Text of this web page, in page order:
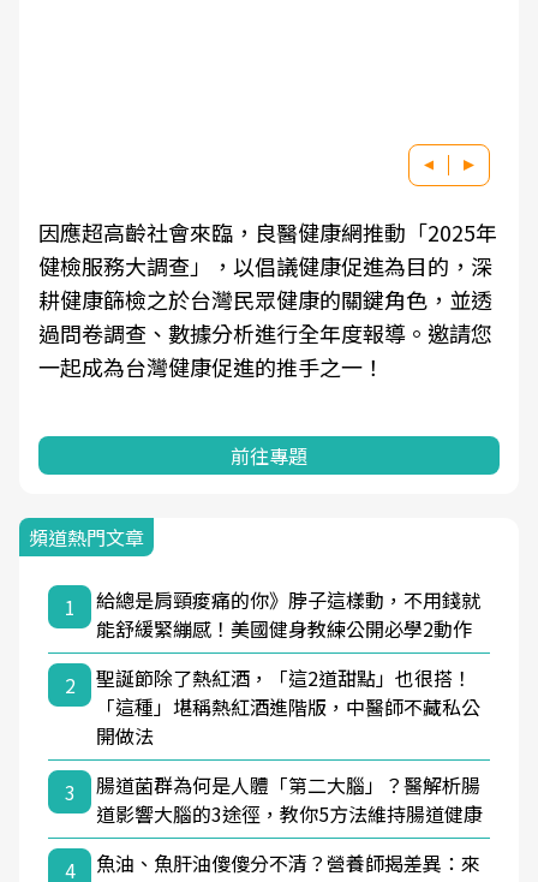
因應超高齡社會來臨，良醫健康網推動「2025年
健檢服務大調查」，以倡議健康促進為目的，深
耕健康篩檢之於台灣民眾健康的關鍵角色，並透
過問卷調查、數據分析進行全年度報導。邀請您
一起成為台灣健康促進的推手之一！
前往專題
頻道熱門文章
1
給總是肩頸痠痛的你》脖子這樣動，不用錢就
能舒緩緊繃感！美國健身教練公開必學2動作
2
聖誕節除了熱紅酒，「這2道甜點」也很搭！
「這種」堪稱熱紅酒進階版，中醫師不藏私公
開做法
3
腸道菌群為何是人體「第二大腦」？醫解析腸
道影響大腦的3途徑，教你5方法維持腸道健康
4
魚油、魚肝油傻傻分不清？營養師揭差異：來